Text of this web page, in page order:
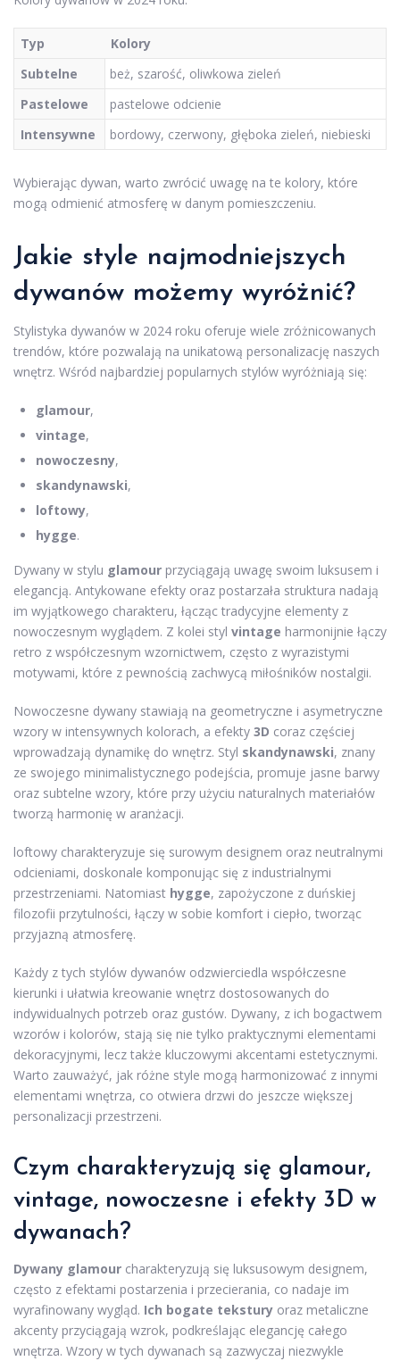
Typ
Kolory
Subtelne
beż, szarość, oliwkowa zieleń
Pastelowe
pastelowe odcienie
Intensywne
bordowy, czerwony, głęboka zieleń, niebieski
Wybierając dywan, warto zwrócić uwagę na te kolory, które
mogą odmienić atmosferę w danym pomieszczeniu.
Jakie style najmodniejszych
dywanów możemy wyróżnić?
Stylistyka dywanów w 2024 roku oferuje wiele zróżnicowanych
trendów, które pozwalają na unikatową personalizację naszych
wnętrz. Wśród najbardziej popularnych stylów wyróżniają się:
glamour,
vintage,
nowoczesny,
skandynawski,
loftowy,
hygge.
Dywany w stylu glamour przyciągają uwagę swoim luksusem i
elegancją. Antykowane efekty oraz postarzała struktura nadają
im wyjątkowego charakteru, łącząc tradycyjne elementy z
nowoczesnym wyglądem. Z kolei styl vintage harmonijnie łączy
retro z współczesnym wzornictwem, często z wyrazistymi
motywami, które z pewnością zachwycą miłośników nostalgii.
Nowoczesne dywany stawiają na geometryczne i asymetryczne
wzory w intensywnych kolorach, a efekty 3D coraz częściej
wprowadzają dynamikę do wnętrz. Styl skandynawski, znany
ze swojego minimalistycznego podejścia, promuje jasne barwy
oraz subtelne wzory, które przy użyciu naturalnych materiałów
tworzą harmonię w aranżacji.
loftowy charakteryzuje się surowym designem oraz neutralnymi
odcieniami, doskonale komponując się z industrialnymi
przestrzeniami. Natomiast hygge, zapożyczone z duńskiej
filozofii przytulności, łączy w sobie komfort i ciepło, tworząc
przyjazną atmosferę.
Każdy z tych stylów dywanów odzwierciedla współczesne
kierunki i ułatwia kreowanie wnętrz dostosowanych do
indywidualnych potrzeb oraz gustów. Dywany, z ich bogactwem
wzorów i kolorów, stają się nie tylko praktycznymi elementami
dekoracyjnymi, lecz także kluczowymi akcentami estetycznymi.
Warto zauważyć, jak różne style mogą harmonizować z innymi
elementami wnętrza, co otwiera drzwi do jeszcze większej
personalizacji przestrzeni.
Czym charakteryzują się glamour,
vintage, nowoczesne i efekty 3D w
dywanach?
Dywany glamour charakteryzują się luksusowym designem,
często z efektami postarzenia i przecierania, co nadaje im
wyrafinowany wygląd. Ich bogate tekstury oraz metaliczne
akcenty przyciągają wzrok, podkreślając elegancję całego
wnętrza. Wzory w tych dywanach są zazwyczaj niezwykle